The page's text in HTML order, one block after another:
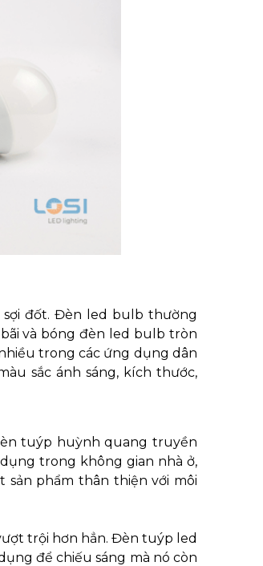
đốt. Đèn led bulb thường
và bóng đèn led bulb tròn
trong các ứng dụng dân
sắc ánh sáng, kích thước,
tuýp huỳnh quang truyền
trong không gian nhà ở,
phẩm thân thiện với môi
trội hơn hẳn. Đèn tuýp led
để chiếu sáng mà nó còn